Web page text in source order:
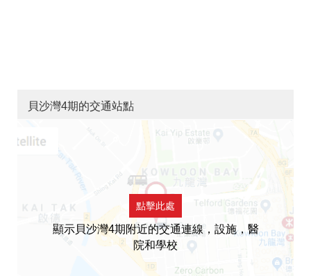
貝沙灣4期的交通站點
點擊此處
顯示貝沙灣4期附近的交通連線，設施，醫
院和學校